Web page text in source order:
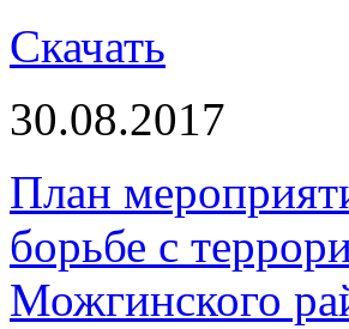
Скачать
30.08.2017
План
борьбе с
Можгинского